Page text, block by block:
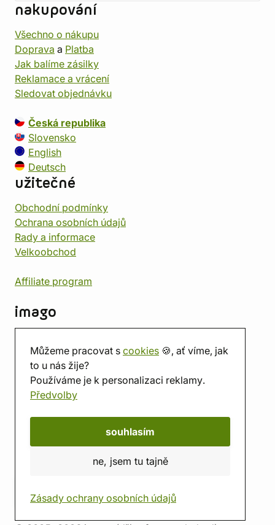
Můžeme pracovat s cookies 🍪, ať víme, jak
to u nás žije?
Používáme je k personalizaci reklamy.
Předvolby
souhlasím
ne, jsem tu tajně
Zásady ochrany osobních údajů
nakupování
Všechno o nákupu
Doprava a Platba
Jak balíme zásilky
Reklamace a vrácení
Sledovat objednávku
Česká republika
Slovensko
English
Deutsch
užitečné
Obchodní podmínky
Ochrana osobních údajů
Rady a informace
Velkoobchod
Affiliate program
imago
Prodejna
Herna
O nás
Hodnocení obchodu